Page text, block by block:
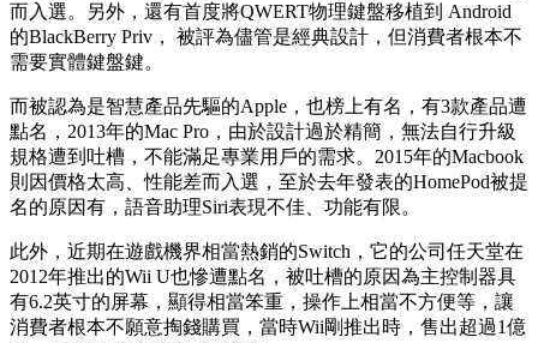
而入選。另外，還有首度將QWERT物理鍵盤移植到 Android
的BlackBerry Priv， 被評為儘管是經典設計，但消費者根本不
需要實體鍵盤鍵。
而被認為是智慧產品先驅的Apple，也榜上有名，有3款產品遭
點名，2013年的Mac Pro，由於設計過於精簡，無法自行升級
規格遭到吐槽，不能滿足專業用戶的需求。2015年的Macbook
則因價格太高、性能差而入選，至於去年發表的HomePod被提
名的原因有，語音助理Siri表現不佳、功能有限。
此外，近期在遊戲機界相當熱銷的Switch，它的公司任天堂在
2012年推出的Wii U也慘遭點名，被吐槽的原因為主控制器具
有6.2英寸的屏幕，顯得相當笨重，操作上相當不方便等，讓
消費者根本不願意掏錢購買，當時Wii剛推出時，售出超過1億